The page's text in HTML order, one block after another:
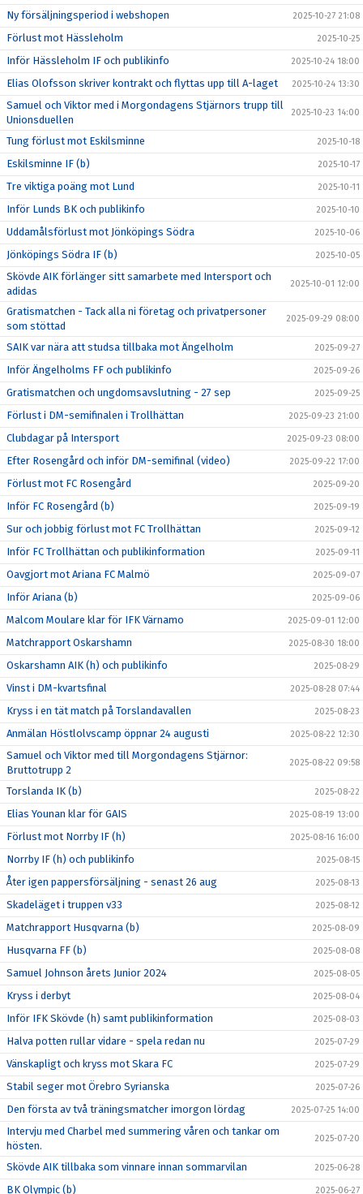
Ny försäljningsperiod i webshopen 2025-10-27 21:08
Förlust mot Hässleholm 2025-10-25
Inför Hässleholm IF och publikinfo 2025-10-24 18:00
Elias Olofsson skriver kontrakt och flyttas upp till A-laget 2025-10-24 13:30
Samuel och Viktor med i Morgondagens Stjärnors trupp till
Unionsduellen
2025-10-23 14:00
Tung förlust mot Eskilsminne 2025-10-18
Eskilsminne IF (b) 2025-10-17
Tre viktiga poäng mot Lund 2025-10-11
Inför Lunds BK och publikinfo 2025-10-10
Uddamålsförlust mot Jönköpings Södra 2025-10-06
Jönköpings Södra IF (b) 2025-10-05
Skövde AIK förlänger sitt samarbete med Intersport och
adidas
2025-10-01 12:00
Gratismatchen - Tack alla ni företag och privatpersoner
som stöttad
2025-09-29 08:00
SAIK var nära att studsa tillbaka mot Ängelholm 2025-09-27
Inför Ängelholms FF och publikinfo 2025-09-26
Gratismatchen och ungdomsavslutning - 27 sep 2025-09-25
Förlust i DM-semifinalen i Trollhättan 2025-09-23 21:00
Clubdagar på Intersport 2025-09-23 08:00
Efter Rosengård och inför DM-semifinal (video) 2025-09-22 17:00
Förlust mot FC Rosengård 2025-09-20
Inför FC Rosengård (b) 2025-09-19
Sur och jobbig förlust mot FC Trollhättan 2025-09-12
Inför FC Trollhättan och publikinformation 2025-09-11
Oavgjort mot Ariana FC Malmö 2025-09-07
Inför Ariana (b) 2025-09-06
Malcom Moulare klar för IFK Värnamo 2025-09-01 12:00
Matchrapport Oskarshamn 2025-08-30 18:00
Oskarshamn AIK (h) och publikinfo 2025-08-29
Vinst i DM-kvartsfinal 2025-08-28 07:44
Kryss i en tät match på Torslandavallen 2025-08-23
Anmälan Höstlolvscamp öppnar 24 augusti 2025-08-22 12:30
Samuel och Viktor med till Morgondagens Stjärnor:
Bruttotrupp 2
2025-08-22 09:58
Torslanda IK (b) 2025-08-22
Elias Younan klar för GAIS 2025-08-19 13:00
Förlust mot Norrby IF (h) 2025-08-16 16:00
Norrby IF (h) och publikinfo 2025-08-15
Åter igen pappersförsäljning - senast 26 aug 2025-08-13
Skadeläget i truppen v33 2025-08-12
Matchrapport Husqvarna (b) 2025-08-09
Husqvarna FF (b) 2025-08-08
Samuel Johnson årets Junior 2024 2025-08-05
Kryss i derbyt 2025-08-04
Inför IFK Skövde (h) samt publikinformation 2025-08-03
Halva potten rullar vidare - spela redan nu 2025-07-29
Vänskapligt och kryss mot Skara FC 2025-07-29
Stabil seger mot Örebro Syrianska 2025-07-26
Den första av två träningsmatcher imorgon lördag 2025-07-25 14:00
Intervju med Charbel med summering våren och tankar om
hösten.
2025-07-20
Skövde AIK tillbaka som vinnare innan sommarvilan 2025-06-28
BK Olympic (b) 2025-06-27